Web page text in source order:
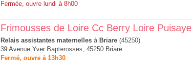
Fermée, ouvre lundi à 8h00
Frimousses de Loire Cc Berry Loire Puisaye
Relais assistantes maternelles à Briare (45250)
39 Avenue Yver Bapterosses, 45250 Briare
Fermé, ouvre à 13h30